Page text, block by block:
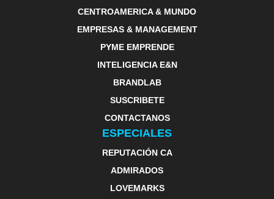
CENTROAMERICA & MUNDO
EMPRESAS & MANAGEMENT
PYME EMPRENDE
INTELIGENCIA E&N
BRANDLAB
SUSCRIBETE
CONTACTANOS
ESPECIALES
REPUTACIÓN CA
ADMIRADOS
LOVEMARKS